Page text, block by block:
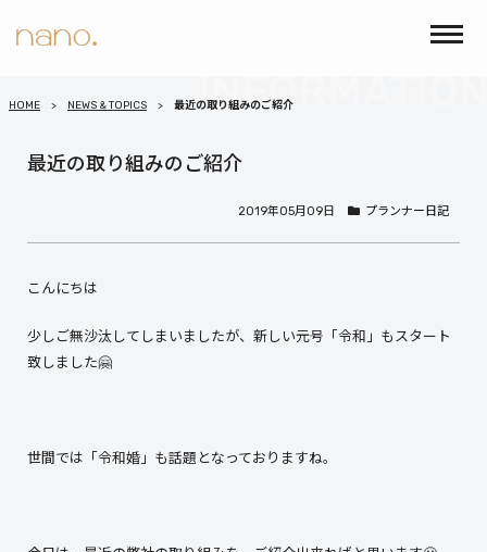
HOME NEWS & TOPICS 最近の取り組みのご紹介
最近の取り組みのご紹介
2019年05月09日 プランナー日記
こんにちは
少しご無沙汰してしまいましたが、新しい元号「令和」もスタート
致しました🤗
世間では「令和婚」も話題となっておりますね。